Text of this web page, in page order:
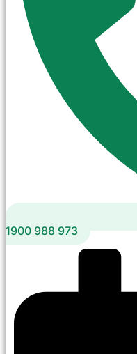
1900 988 973